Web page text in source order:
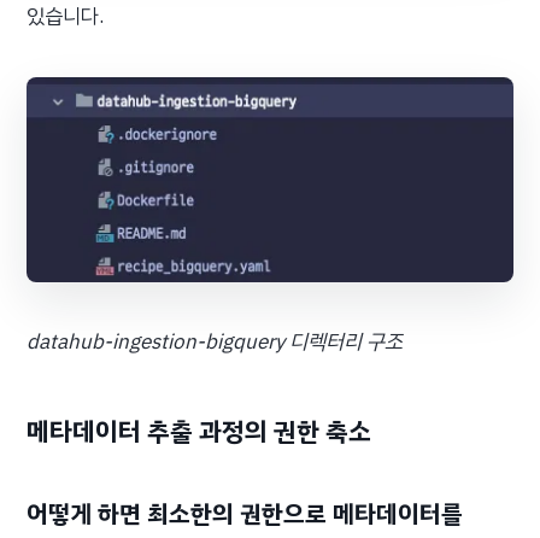
있습니다.
datahub-ingestion-bigquery 디렉터리 구조
메타데이터 추출 과정의 권한 축소
어떻게 하면 최소한의 권한으로 메타데이터를